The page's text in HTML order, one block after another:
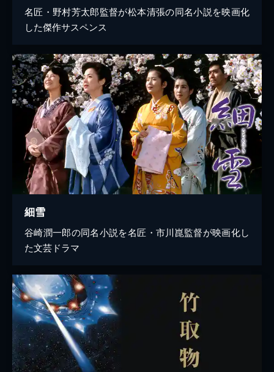
名匠・野村芳太郎監督が松本清張の同名小説を映画化
した傑作サスペンス
細雪
谷崎潤一郎の同名小説を名匠・市川崑監督が映画化し
た文芸ドラマ